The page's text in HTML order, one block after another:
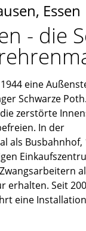
Essen
- die
eine
Schwarze
zerstörte
In der
als Busbahnhof,
erhalten. Seit
eine